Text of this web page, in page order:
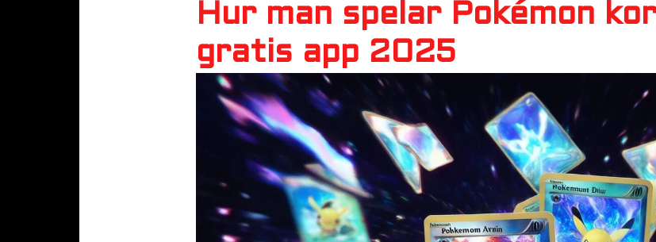
Hur man spelar Pokémon
gratis app 2025